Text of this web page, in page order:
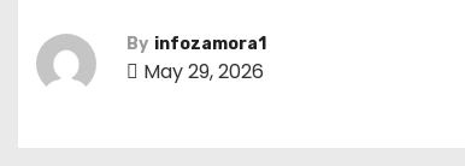
By infozamora1
May 29, 2026